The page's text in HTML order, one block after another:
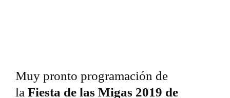
Muy pronto programación de
la Fiesta de las Migas 2019 de